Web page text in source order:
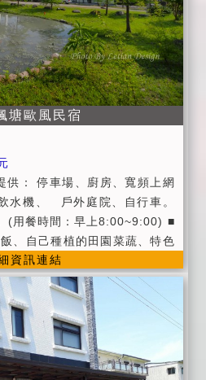
請事先告知。 。為維護住宿環
有需要請移駕戶外,謝絕攜帶
,請每位遊客保持輕聲細語,相
。 。請隨手將房門上鎖,貴重物
不負責,敬請見諒。 。不能破
(如傢俱、家電、飾品等),否則
空間,開放到晚上10:00,10:00
聲喧嘩。 。歡迎包棟,但無法
多12人
塘歐風民宿
供： 停車場、廚房、寬頻上網
水機、 戶外庭院、自行車。
(用餐時間：早上8:00~9:00) ■
、自己種植的田園菜蔬、特色
心豆腐、羅東名物雙園肉鬆...
及烤肉場地。 ■提供羅東火車
告知) ■提供羅東後火車站之首
服務。(需事先來電告知) ■代辦
宿叮嚀) ■進房時間：當日下
：翌日上午11:00以前。 ■假
資訊連結